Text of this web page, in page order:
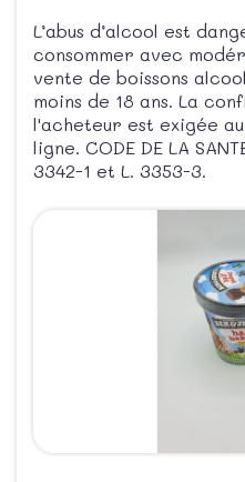
L’abus d’alcool est
consommer avec
vente de boissons
moins de 18 ans. La
l'acheteur est exigée
ligne. CODE DE LA
3342-1 et L. 3353-3.